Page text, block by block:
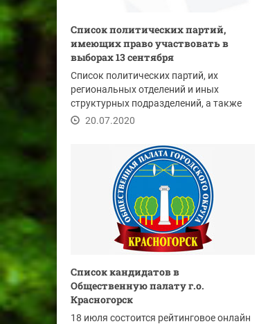
Список политических партий,
имеющих право участвовать в
выборах 13 сентября
Список политических партий, их
региональных отделений и иных
структурных подразделений, а также
общественных...
20.07.2020
Список кандидатов в
Общественную палату г.о.
Красногорск
18 июля состоится рейтинговое онлайн